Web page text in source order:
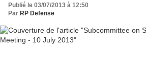
Publié le 03/07/2013 à 12:50
Par RP Defense